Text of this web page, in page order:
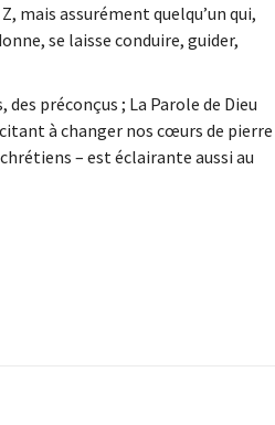
mais assurément quelqu’un qui,
se laisse conduire, guider,
préconçus ; La Parole de Dieu
à changer nos cœurs de pierre
– est éclairante aussi au